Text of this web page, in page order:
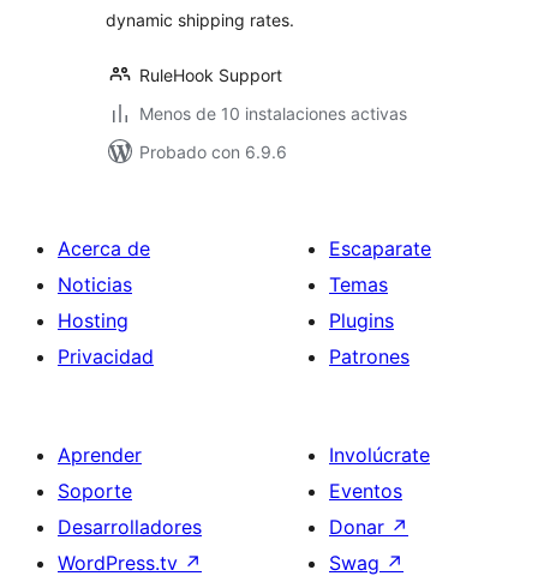
dynamic shipping rates.
RuleHook Support
Menos de 10 instalaciones activas
Probado con 6.9.6
Acerca de
Noticias
Hosting
Privacidad
Escaparate
Temas
Plugins
Patrones
Aprender
Soporte
Desarrolladores
WordPress.tv ↗
Involúcrate
Eventos
Donar ↗
Swag ↗